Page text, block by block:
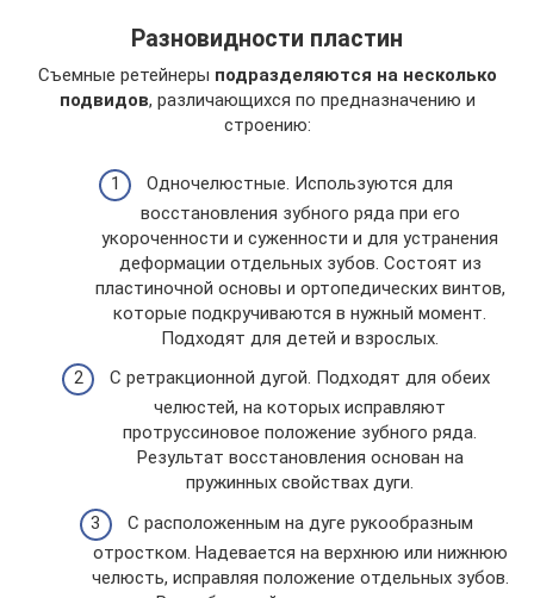
Разновидности пластин
Съемные ретейнеры подразделяются на несколько
подвидов, различающихся по предназначению и
строению:
Одночелюстные. Используются для
восстановления зубного ряда при его
укороченности и суженности и для устранения
деформации отдельных зубов. Состоят из
пластиночной основы и ортопедических винтов,
которые подкручиваются в нужный момент.
Подходят для детей и взрослых.
С ретракционной дугой. Подходят для обеих
челюстей, на которых исправляют
протруссиновое положение зубного ряда.
Результат восстановления основан на
пружинных свойствах дуги.
С расположенным на дуге рукообразным
отростком. Надевается на верхнюю или нижнюю
челюсть, исправляя положение отдельных зубов.